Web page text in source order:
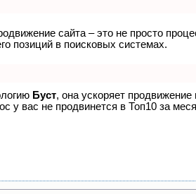
сайта – это не просто
позиций в поисковых системах.
Буст, она ускоряет продвижение
у вас не продвинется в Топ10 за